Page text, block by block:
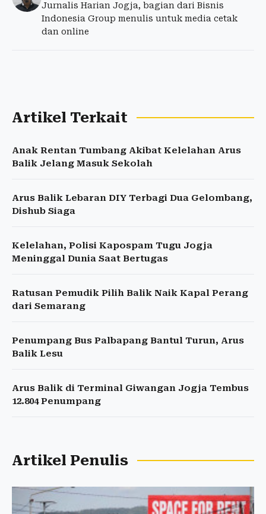
Jurnalis Harian Jogja, bagian dari Bisnis
Indonesia Group menulis untuk media cetak
dan online
Artikel Terkait
Anak Rentan Tumbang Akibat Kelelahan Arus
Balik Jelang Masuk Sekolah
Arus Balik Lebaran DIY Terbagi Dua Gelombang,
Dishub Siaga
Kelelahan, Polisi Kapospam Tugu Jogja
Meninggal Dunia Saat Bertugas
Ratusan Pemudik Pilih Balik Naik Kapal Perang
dari Semarang
Penumpang Bus Palbapang Bantul Turun, Arus
Balik Lesu
Arus Balik di Terminal Giwangan Jogja Tembus
12.804 Penumpang
Artikel Penulis